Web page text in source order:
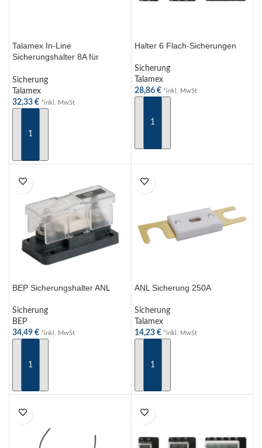
Talamex In-Line
Sicherungshalter 8A für
25mm – Hochwertige Qualität
Sicherung
Talamex
32,33 € *inkl. MwSt
Halter 6 Flach-Sicherungen
Sicherung
Talamex
28,86 € *inkl. MwSt
BEP Sicherungshalter ANL
Sicherung
BEP
34,49 € *inkl. MwSt
ANL Sicherung 250A
Sicherung
Talamex
14,23 € *inkl. MwSt